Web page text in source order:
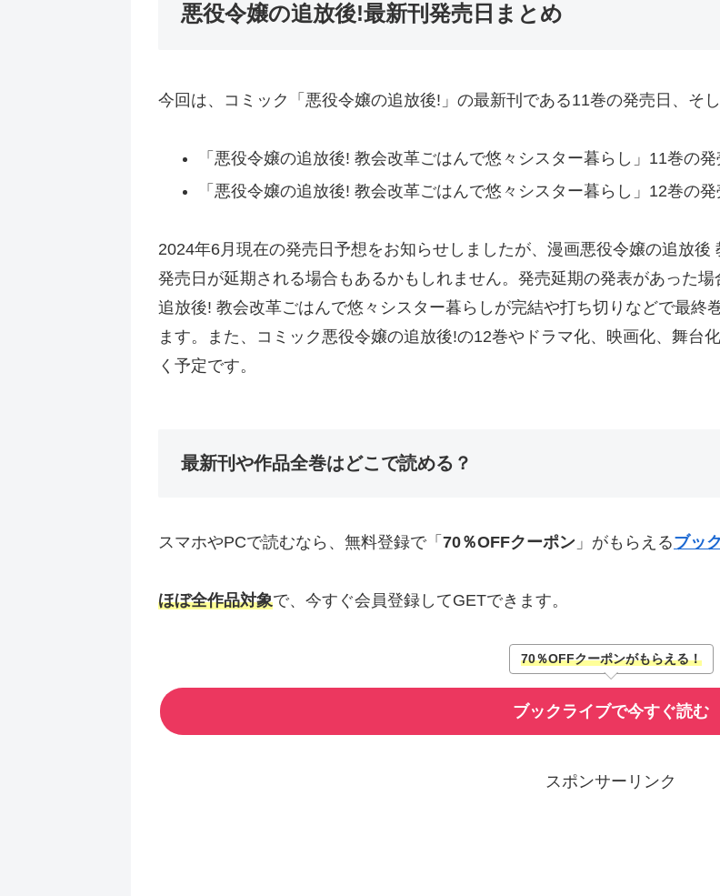
悪役令嬢の追放後!最新刊発売日まとめ
今回は、コミック「悪役令嬢の追放後!」の最新刊である11巻の発売日、そ
「悪役令嬢の追放後! 教会改革ごはんで悠々シスター暮らし」11巻の
「悪役令嬢の追放後! 教会改革ごはんで悠々シスター暮らし」12巻の
2024年6月現在の発売日予想をお知らせしましたが、漫画悪役令嬢の追放
発売日が延期される場合もあるかもしれません。発売延期の発表があった
追放後! 教会改革ごはんで悠々シスター暮らしが完結や打ち切りなどで最終
ます。また、コミック悪役令嬢の追放後!の12巻やドラマ化、映画化、舞台
く予定です。
最新刊や作品全巻はどこで読める？
スマホやPCで読むなら、無料登録で「 70％OFFクーポン 」がもらえるブッ
ほぼ全作品対象で、今すぐ会員登録してGETできます。
70％OFFクーポンがもらえる！
ブックライブで今すぐ読む
スポンサーリンク